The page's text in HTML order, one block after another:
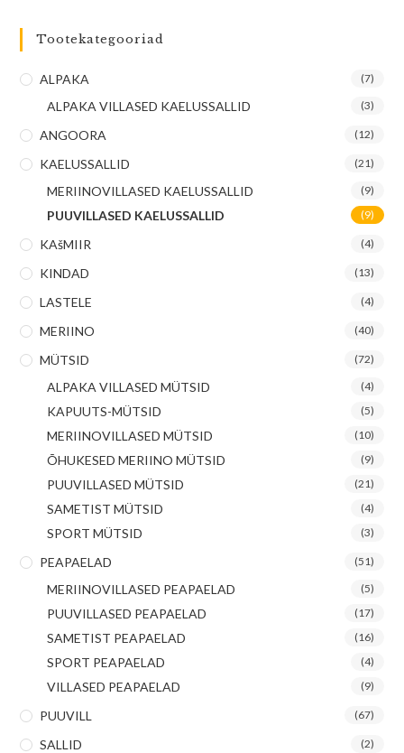
Tootekategooriad
ALPAKA (7)
ALPAKA VILLASED KAELUSSALLID (3)
ANGOORA (12)
KAELUSSALLID (21)
MERIINOVILLASED KAELUSSALLID (9)
PUUVILLASED KAELUSSALLID (9)
KAšMIIR (4)
KINDAD (13)
LASTELE (4)
MERIINO (40)
MÜTSID (72)
ALPAKA VILLASED MÜTSID (4)
KAPUUTS-MÜTSID (5)
MERIINOVILLASED MÜTSID (10)
ÕHUKESED MERIINO MÜTSID (9)
PUUVILLASED MÜTSID (21)
SAMETIST MÜTSID (4)
SPORT MÜTSID (3)
PEAPAELAD (51)
MERIINOVILLASED PEAPAELAD (5)
PUUVILLASED PEAPAELAD (17)
SAMETIST PEAPAELAD (16)
SPORT PEAPAELAD (4)
VILLASED PEAPAELAD (9)
PUUVILL (67)
SALLID (2)